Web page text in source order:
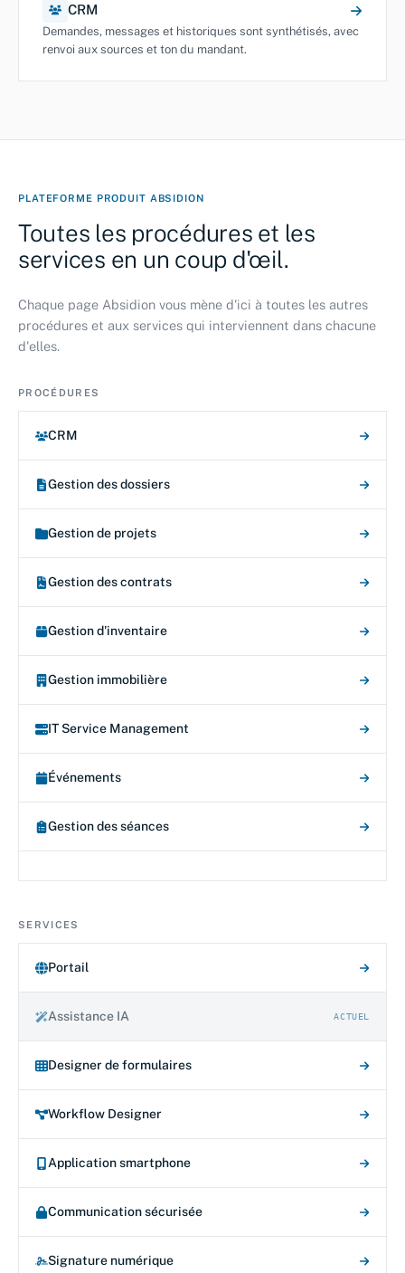
CRM
Demandes, messages et historiques sont synthétisés, avec
renvoi aux sources et ton du mandant.
PLATEFORME PRODUIT ABSIDION
Toutes les procédures et les
services en un coup d'œil.
Chaque page Absidion vous mène d'ici à toutes les autres
procédures et aux services qui interviennent dans chacune
d'elles.
PROCÉDURES
CRM
Gestion des dossiers
Gestion de projets
Gestion des contrats
Gestion d'inventaire
Gestion immobilière
IT Service Management
Événements
Gestion des séances
SERVICES
Portail
Assistance IA ACTUEL
Designer de formulaires
Workflow Designer
Application smartphone
Communication sécurisée
Signature numérique